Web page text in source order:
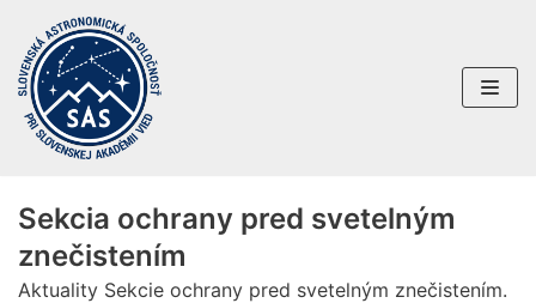
Preskočiť
na
obsah
Sekcia ochrany pred svetelným
znečistením
Aktuality Sekcie ochrany pred svetelným znečistením.